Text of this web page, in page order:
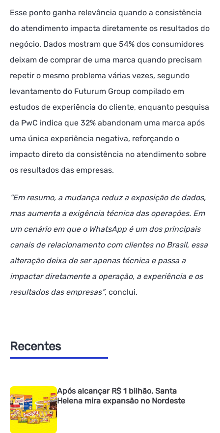
Esse ponto ganha relevância quando a consistência
do atendimento impacta diretamente os resultados do
negócio. Dados mostram que 54% dos consumidores
deixam de comprar de uma marca quando precisam
repetir o mesmo problema várias vezes, segundo
levantamento do Futurum Group compilado em
estudos de experiência do cliente, enquanto pesquisa
da PwC indica que 32% abandonam uma marca após
uma única experiência negativa, reforçando o
impacto direto da consistência no atendimento sobre
os resultados das empresas.
“Em resumo, a mudança reduz a exposição de dados,
mas aumenta a exigência técnica das operações. Em
um cenário em que o WhatsApp é um dos principais
canais de relacionamento com clientes no Brasil, essa
alteração deixa de ser apenas técnica e passa a
impactar diretamente a operação, a experiência e os
resultados das empresas”, conclui.
Recentes
Após alcançar R$ 1 bilhão, Santa
Helena mira expansão no Nordeste